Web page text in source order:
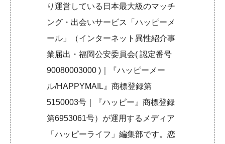
り運営している日本最大級のマッチ
ング・出会いサービス「ハッピーメ
ール」（インターネット異性紹介事
業届出・福岡公安委員会( 認定番号
90080003000 )｜『ハッピーメー
ル/HAPPYMAIL』商標登録第
5150003号｜『ハッピー』商標登録
第6953061号）が運用するメディア
「ハッピーライフ」編集部です。恋